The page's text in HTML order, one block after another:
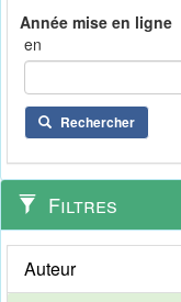
en
Rechercher
Filtres
Auteur